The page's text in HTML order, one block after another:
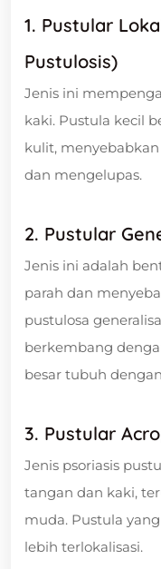
1. Pustular
Pustulosis)
Jenis ini
kaki. Pustula kecil
kulit,
dan mengelupas.
2. Pustular
Jenis ini adalah
parah dan
pustulosa
berkembang
besar tubuh
3. Pustular
Jenis psoriasis
tangan dan kaki,
muda. Pustula
lebih terlokalisasi.